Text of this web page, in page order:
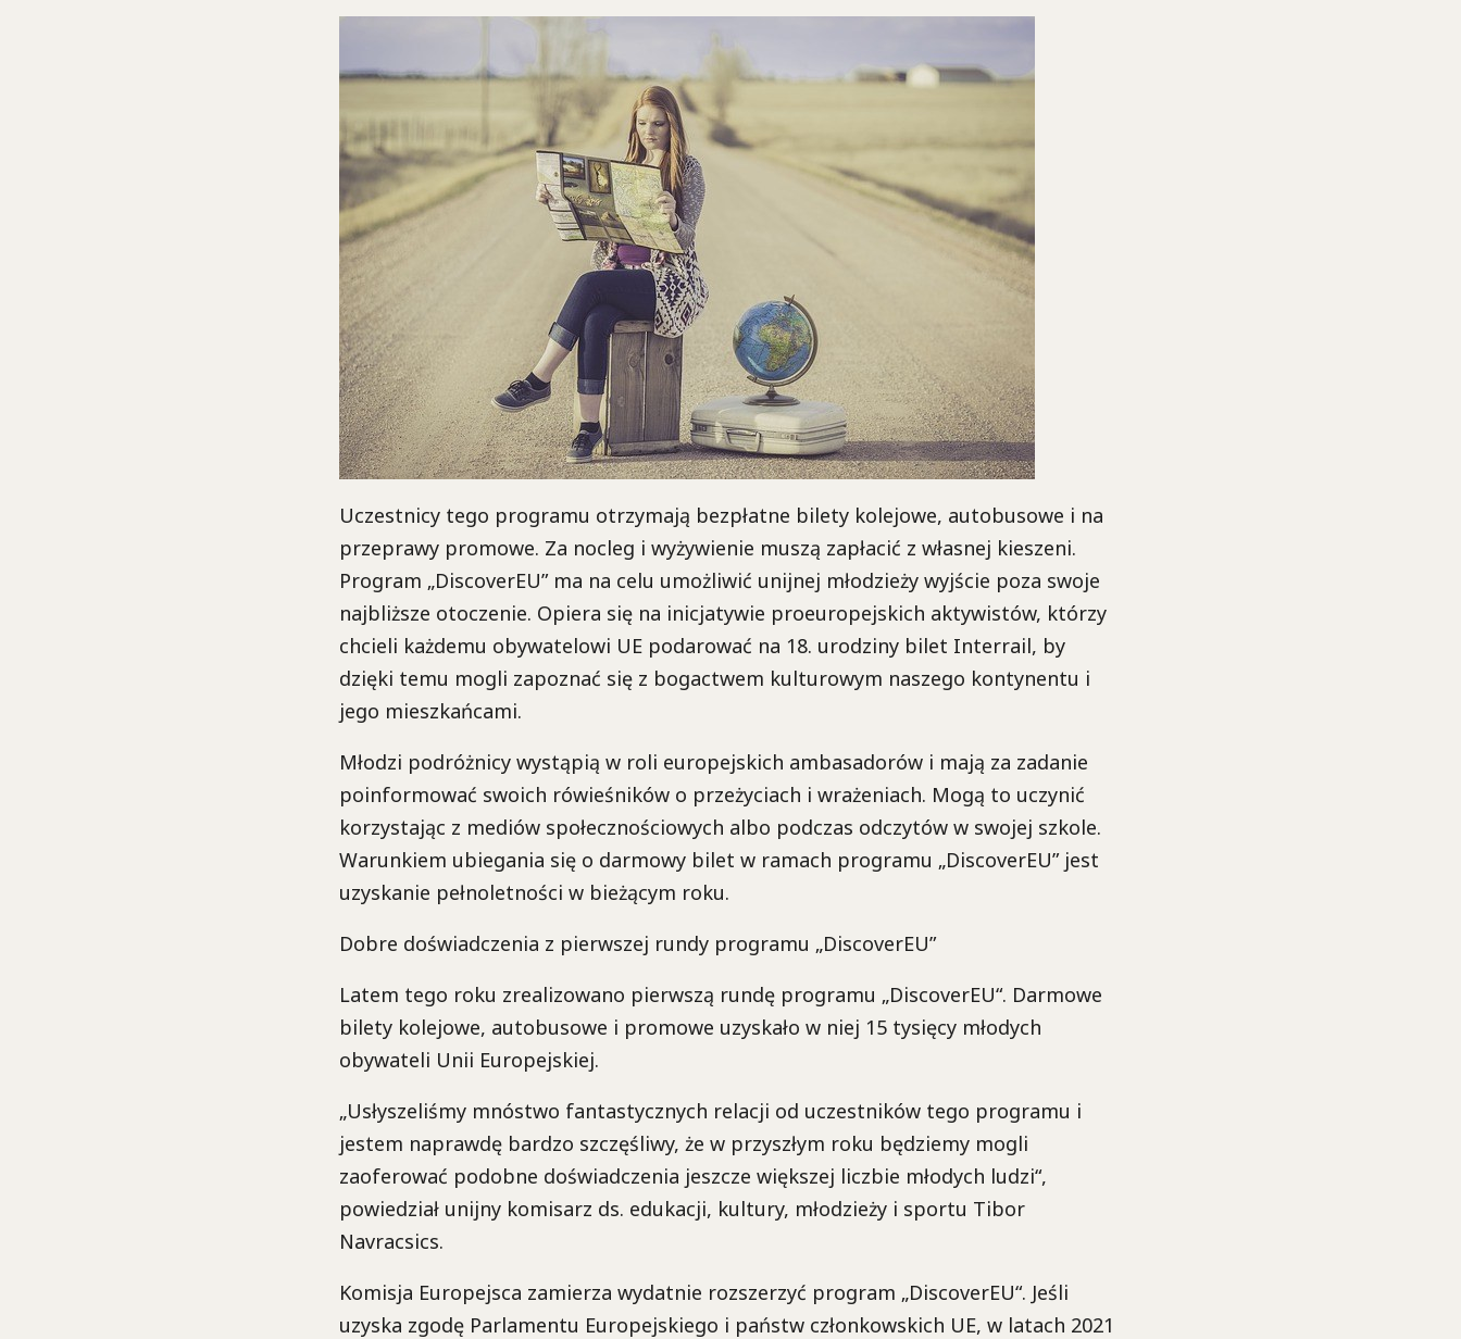
Uczestnicy tego programu otrzymają bezpłatne bilety kolejowe, autobusowe i na
przeprawy promowe. Za nocleg i wyżywienie muszą zapłacić z własnej kieszeni.
Program „DiscoverEU” ma na celu umożliwić unijnej młodzieży wyjście poza swoje
najbliższe otoczenie. Opiera się na inicjatywie proeuropejskich aktywistów, którzy
chcieli każdemu obywatelowi UE podarować na 18. urodziny bilet Interrail, by
dzięki temu mogli zapoznać się z bogactwem kulturowym naszego kontynentu i
jego mieszkańcami.
Młodzi podróżnicy wystąpią w roli europejskich ambasadorów i mają za zadanie
poinformować swoich rówieśników o przeżyciach i wrażeniach. Mogą to uczynić
korzystając z mediów społecznościowych albo podczas odczytów w swojej szkole.
Warunkiem ubiegania się o darmowy bilet w ramach programu „DiscoverEU” jest
uzyskanie pełnoletności w bieżącym roku.
Dobre doświadczenia z pierwszej rundy programu „DiscoverEU”
Latem tego roku zrealizowano pierwszą rundę programu „DiscoverEU“. Darmowe
bilety kolejowe, autobusowe i promowe uzyskało w niej 15 tysięcy młodych
obywateli Unii Europejskiej.
„Usłyszeliśmy mnóstwo fantastycznych relacji od uczestników tego programu i
jestem naprawdę bardzo szczęśliwy, że w przyszłym roku będziemy mogli
zaoferować podobne doświadczenia jeszcze większej liczbie młodych ludzi“,
powiedział unijny komisarz ds. edukacji, kultury, młodzieży i sportu Tibor
Navracsics.
Komisja Europejsca zamierza wydatnie rozszerzyć program „DiscoverEU“. Jeśli
uzyska zgodę Parlamentu Europejskiego i państw członkowskich UE, w latach 2021